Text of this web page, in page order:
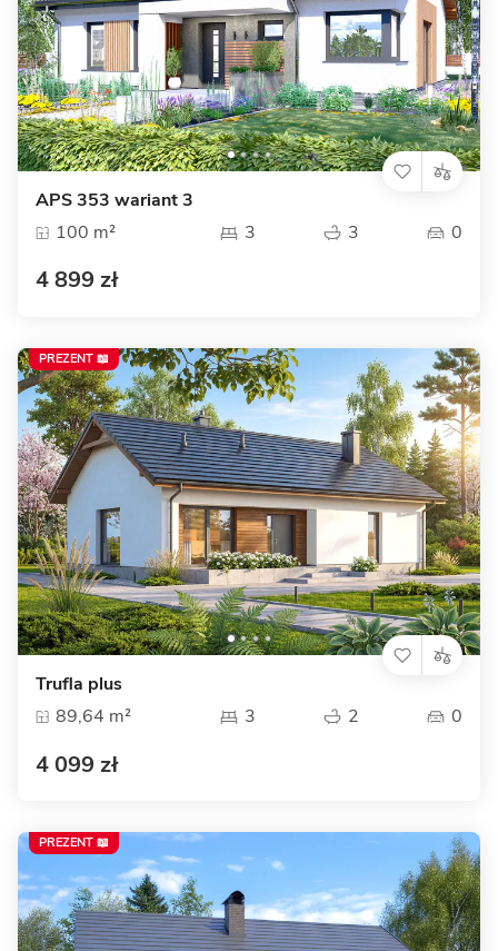
APS 353 wariant 3
100 m²
3 3 0
4 899 zł
Trufla plus
89,64 m²
3 2 0
4 099 zł
PREZENT 📖
PREZENT 📖